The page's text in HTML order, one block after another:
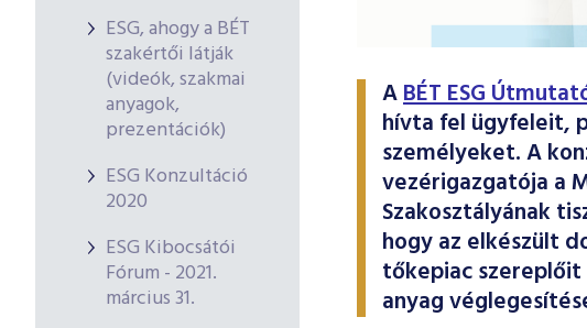
ESG, ahogy a BÉT
szakértői látják
(videók, szakmai
anyagok,
prezentációk)
ESG Konzultáció
2020
ESG Kibocsátói
Fórum - 2021.
március 31.
ABÉT ESG
hívta fel ügyfeleit,
személyeket. A
vezérigazgatója a
Szakosztályának
hogy az elkészült
tőkepiac
anyag